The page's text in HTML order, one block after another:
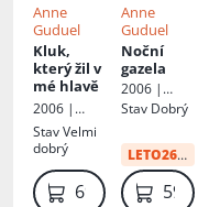
Anne
Guduel
Kluk,
který žil v
mé hlavě
2006 |
Víkend
StavVelmi
dobrý
69 Kč
Anne
Guduel
Noční
gazela
2006 |
Víkend
Stav Dobrý
LETO26
:12 Kč
59 Kč